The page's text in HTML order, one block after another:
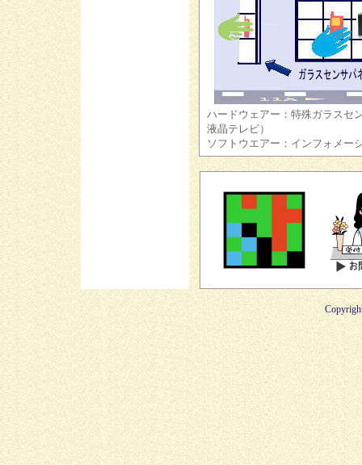
ハードウェアー：特殊ガラスセ
液晶テレビ）
ソフトウエアー：インフォメー